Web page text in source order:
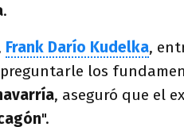
.
Frank Darío Kudelka,
los
, aseguró que el ex
".